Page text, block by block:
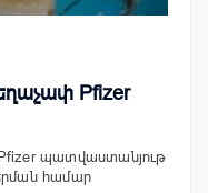
Pfizer
պատվաստանյութ
համար